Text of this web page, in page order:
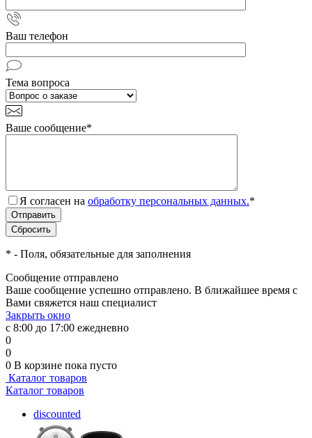
Ваш телефон
Тема вопроса
Ваше сообщение*
Я согласен на обработку персональных данных.*
* - Поля, обязательные для заполнения
Сообщение отправлено
Ваше сообщение успешно отправлено. В ближайшее время с
Вами свяжется наш специалист
Закрыть окно
с 8:00 до 17:00 ежедневно
0
0
0 В корзине пока пусто
Каталог товаров
Каталог товаров
discounted